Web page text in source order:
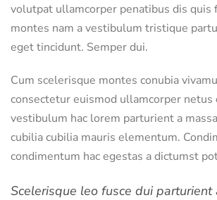
volutpat ullamcorper penatibus dis quis
montes nam a vestibulum tristique
eget tincidunt. Semper dui.
Cum scelerisque montes conubia
consectetur euismod ullamcorper netus
vestibulum hac lorem parturient a
cubilia cubilia mauris elementum.
condimentum hac egestas a dictumst
Scelerisque leo fusce dui